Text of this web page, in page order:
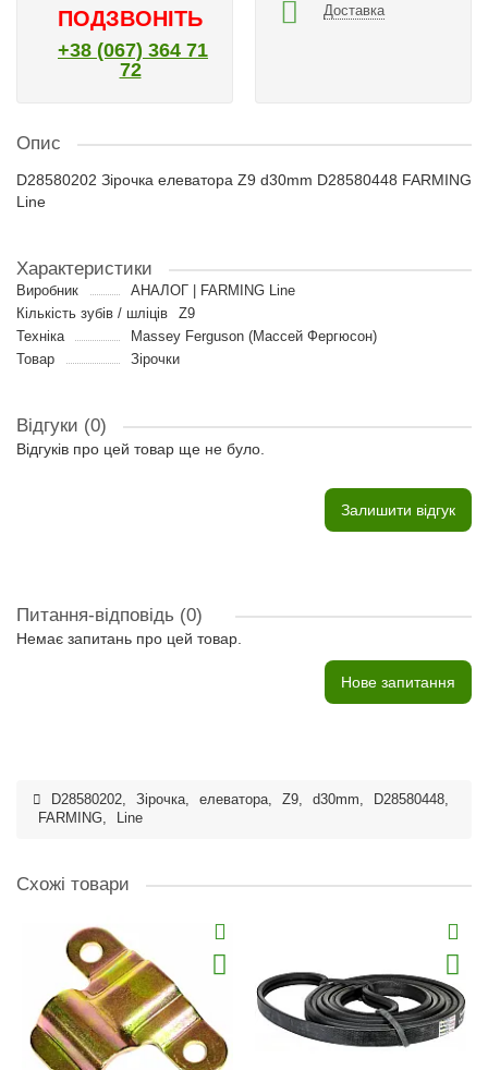
ПОДЗВОНІТЬ
+38 (067) 364 71
72
Доставка
Опис
D28580202 Зірочка елеватора Z9 d30mm D28580448 FARMING
Line
Характеристики
Виробник
АНАЛОГ | FARMING Line
Кількість зубів / шліців
Z9
Техніка
Massey Ferguson (Массей Фергюсон)
Товар
Зірочки
Відгуки (0)
Відгуків про цей товар ще не було.
Залишити відгук
Питання-відповідь (0)
Немає запитань про цей товар.
Нове запитання
D28580202, Зірочка, елеватора, Z9, d30mm, D28580448,
FARMING, Line
Схожі товари